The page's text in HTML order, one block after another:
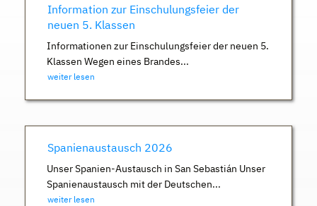
Information zur Einschulungsfeier der
neuen 5. Klassen
Informationen zur Einschulungsfeier der neuen 5.
Klassen Wegen eines Brandes...
weiter lesen
Spanienaustausch 2026
Unser Spanien-Austausch in San Sebastián Unser
Spanienaustausch mit der Deutschen...
weiter lesen